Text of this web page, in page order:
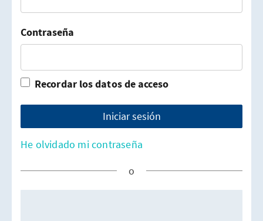
Contraseña
Recordar los datos de acceso
Iniciar sesión
He olvidado mi contraseña
o